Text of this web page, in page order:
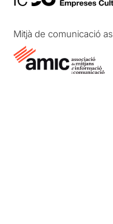
Mitjà de comunicació